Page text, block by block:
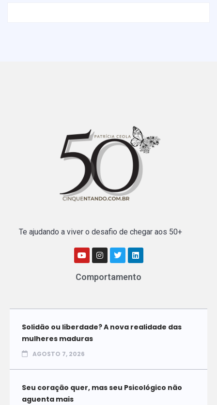
Te ajudando a viver o desafio de chegar aos 50+
Comportamento
Solidão ou liberdade? A nova realidade das
mulheres maduras
AGOSTO 7, 2026
Seu coração quer, mas seu Psicológico não
aguenta mais